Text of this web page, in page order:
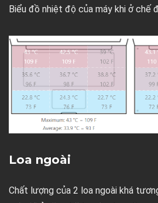
Biểu đồ nhiệt độ của máy khi ở chế
Loa ngoài
Chất lượng của 2 loa ngoài khá